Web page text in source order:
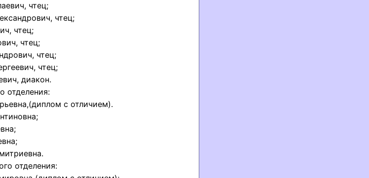
чтец;
чтец;
чтец;
чтец;
чтец;
чтец;
диакон.
отделения:
с отличием).
отделения: